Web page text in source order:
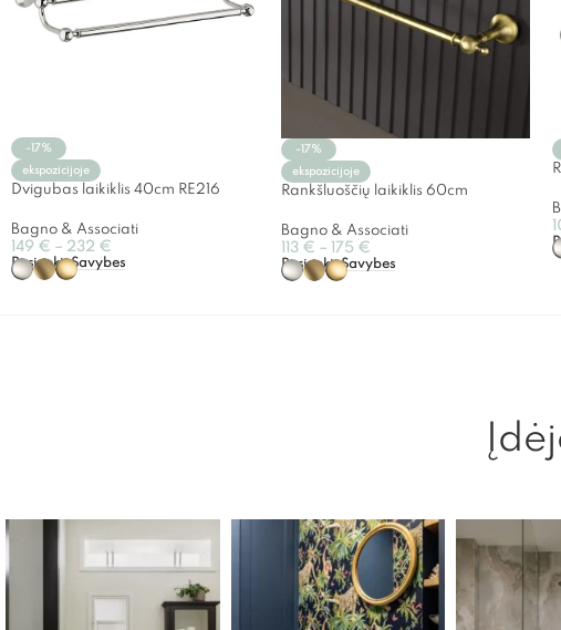
-17%
ekspozicijoje
Dvigubas laikiklis 40cm RE216
Bagno & Associati
149 € – 232 €
Pasirinkti Savybes
-17%
ekspozicijoje
Rankšluoščių laikiklis 60cm
Bagno & Associati
113 € – 175 €
Pasirinkti Savybes